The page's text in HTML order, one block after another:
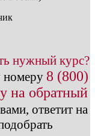
нужный курс?
номеру 8 (800)
на обратный
ответит на